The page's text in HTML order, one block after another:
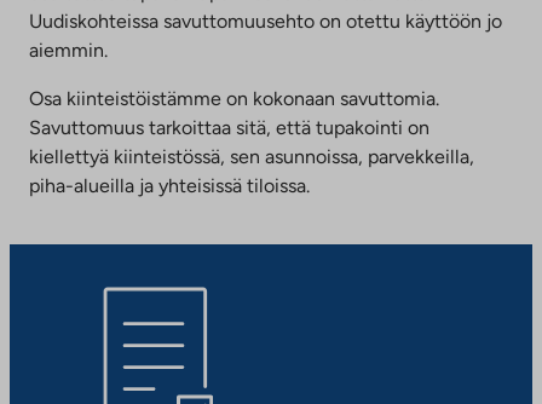
Uudiskohteissa savuttomuusehto on otettu käyttöön jo
aiemmin.
Osa kiinteistöistämme on kokonaan savuttomia.
Savuttomuus tarkoittaa sitä, että tupakointi on
kiellettyä kiinteistössä, sen asunnoissa, parvekkeilla,
piha-alueilla ja yhteisissä tiloissa.